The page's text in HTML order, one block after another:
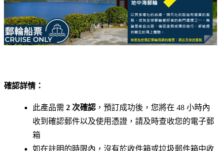
確認詳情：
此產品需 2 次確認 ，預訂成功後，您將在 48 小時內
收到確認郵件以及使用憑證，請及時查收您的電子郵
箱
如在註明的時限內，沒有於收件箱或垃圾郵件箱中收